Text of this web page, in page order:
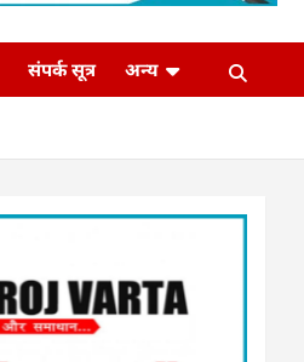
संपर्क सूत्र अन्य